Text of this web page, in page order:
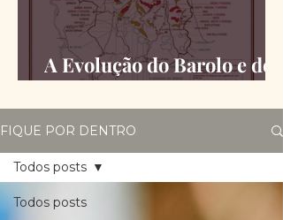
A Evolução do Barolo e do
FIQUE POR DENTRO
Todos posts
Todos posts